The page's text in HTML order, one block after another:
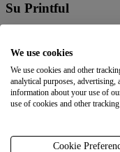
Su Printful
Contatti
Programma referral
Le tue
Novità
We use cookies
We use cookies and other
analytical purposes, advertising,
information about your use of
use of cookies and other
Cookie